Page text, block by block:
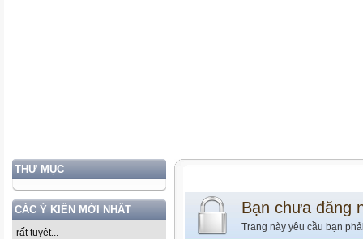
THƯ MỤC
CÁC Ý KIẾN MỚI NHẤT
rất tuyệt...
Bạn chưa đăng
Trang này yêu cầu bạn